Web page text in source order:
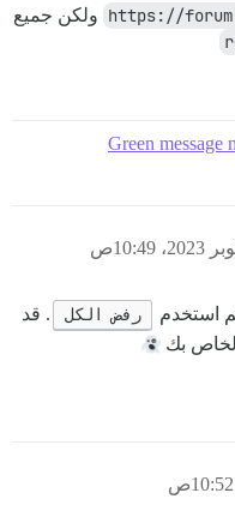
https:// ولكن جميع
Green
استخدم رفض الكل
. قد
بك